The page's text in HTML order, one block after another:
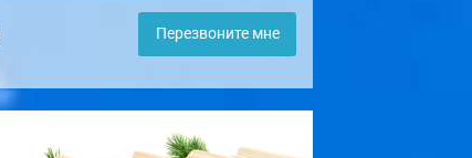
Перезвоните мне